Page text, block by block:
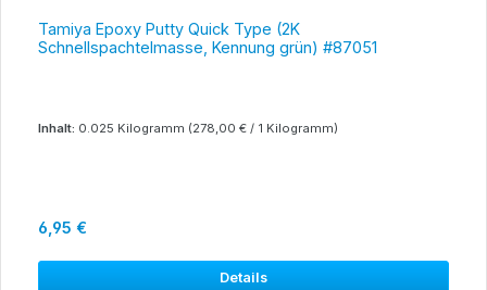
Tamiya Epoxy Putty Quick Type (2K
Schnellspachtelmasse, Kennung grün) #87051
Inhalt: 0.025 Kilogramm (278,00 € / 1 Kilogramm)
Regulärer Preis:
6,95 €
Details